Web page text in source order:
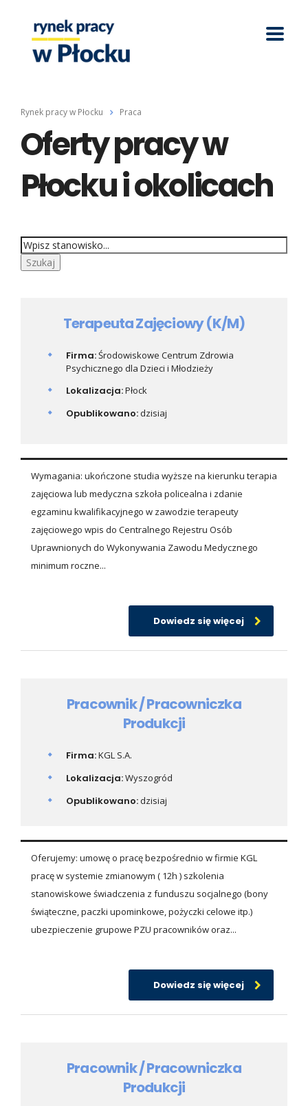
Rynek pracy w Płocku Praca
Oferty pracy w
Płocku i okolicach
Terapeuta Zajęciowy (K/M)
Firma:Środowiskowe Centrum Zdrowia
Psychicznego dla Dzieci i Młodzieży
Lokalizacja:Płock
Opublikowano:dzisiaj
Wymagania: ukończone studia wyższe na kierunku terapia
zajęciowa lub medyczna szkoła policealna i zdanie
egzaminu kwalifikacyjnego w zawodzie terapeuty
zajęciowego wpis do Centralnego Rejestru Osób
Uprawnionych do Wykonywania Zawodu Medycznego
minimum roczne...
Dowiedz się więcej
Pracownik / Pracowniczka
Produkcji
Firma:KGL S.A.
Lokalizacja:Wyszogród
Opublikowano:dzisiaj
Oferujemy: umowę o pracę bezpośrednio w firmie KGL
pracę w systemie zmianowym ( 12h ) szkolenia
stanowiskowe świadczenia z funduszu socjalnego (bony
świąteczne, paczki upominkowe, pożyczki celowe itp.)
ubezpieczenie grupowe PZU pracowników oraz...
Dowiedz się więcej
Pracownik / Pracowniczka
Produkcji